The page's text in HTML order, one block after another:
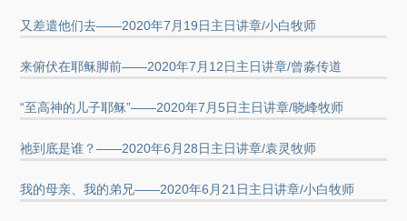
又差遣他们去——2020年7月19日主日讲章/小白牧师
来俯伏在耶稣脚前——2020年7月12日主日讲章/曾淼传道
“至高神的儿子耶稣”——2020年7月5日主日讲章/晓峰牧师
祂到底是谁？——2020年6月28日主日讲章/袁灵牧师
我的母亲、我的弟兄——2020年6月21日主日讲章/小白牧师